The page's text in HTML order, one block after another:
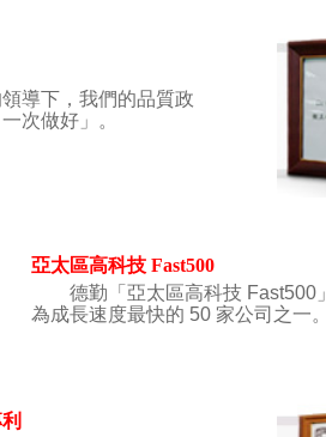
導下，我們的品質政
次做好」。
亞太區高科技 Fast500
德勤「亞太區高科技 Fast500
為成長速度最快的 50 家公司之一。